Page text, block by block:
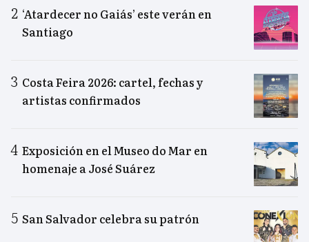
‘Atardecer no Gaiás’ este verán en
Santiago
Costa Feira 2026: cartel, fechas y
artistas confirmados
Exposición en el Museo do Mar en
homenaje a José Suárez
San Salvador celebra su patrón